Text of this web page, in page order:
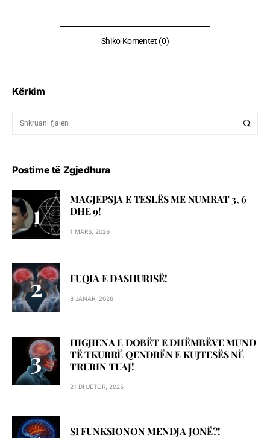
Shiko Komentet (0)
Kërkim
Postime të Zgjedhura
MAGJEPSJA E TESLËS ME NUMRAT 3, 6
DHE 9!
1 MARS, 2026
FUQIA E DASHURISË!
8 JANAR, 2026
HIGJIENA E DOBËT E DHËMBËVE MUND
TË TKURRË QENDRËN E KUJTESËS NË
TRURIN TUAJ!
21 DHJETOR, 2025
SI FUNKSIONON MENDJA JONË?!